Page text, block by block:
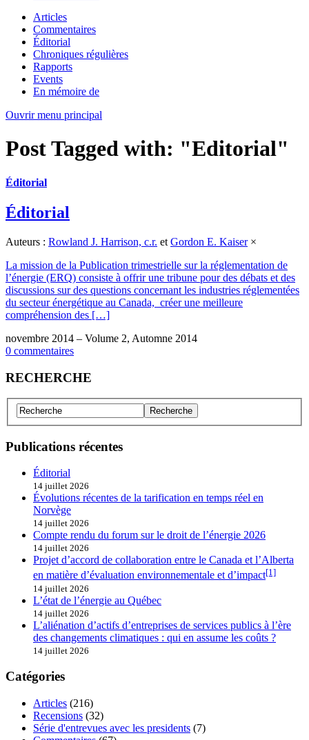
Articles
Commentaires
Éditorial
Chroniques régulières
Rapports
Events
En mémoire de
Ouvrir menu principal
Post Tagged with: "Editorial"
Éditorial
Éditorial
Auteurs : Rowland J. Harrison, c.r. et Gordon E. Kaiser ×
La mission de la Publication trimestrielle sur la réglementation de
l’énergie (ERQ) consiste à offrir une tribune pour des débats et des
discussions sur des questions concernant les industries réglementées
du secteur énergétique au Canada, créer une meilleure
compréhension des […]
novembre 2014 – Volume 2, Automne 2014
0 commentaires
RECHERCHE
Publications récentes
Éditorial
14 juillet 2026
Évolutions récentes de la tarification en temps réel en
Norvège
14 juillet 2026
Compte rendu du forum sur le droit de l’énergie 2026
14 juillet 2026
Projet d’accord de collaboration entre le Canada et l’Alberta
en matière d’évaluation environnementale et d’impact[1]
14 juillet 2026
L’état de l’énergie au Québec
14 juillet 2026
L’aliénation d’actifs d’entreprises de services publics à l’ère
des changements climatiques : qui en assume les coûts ?
14 juillet 2026
Catégories
Articles (216)
Recensions (32)
Série d'entrevues avec les presidents (7)